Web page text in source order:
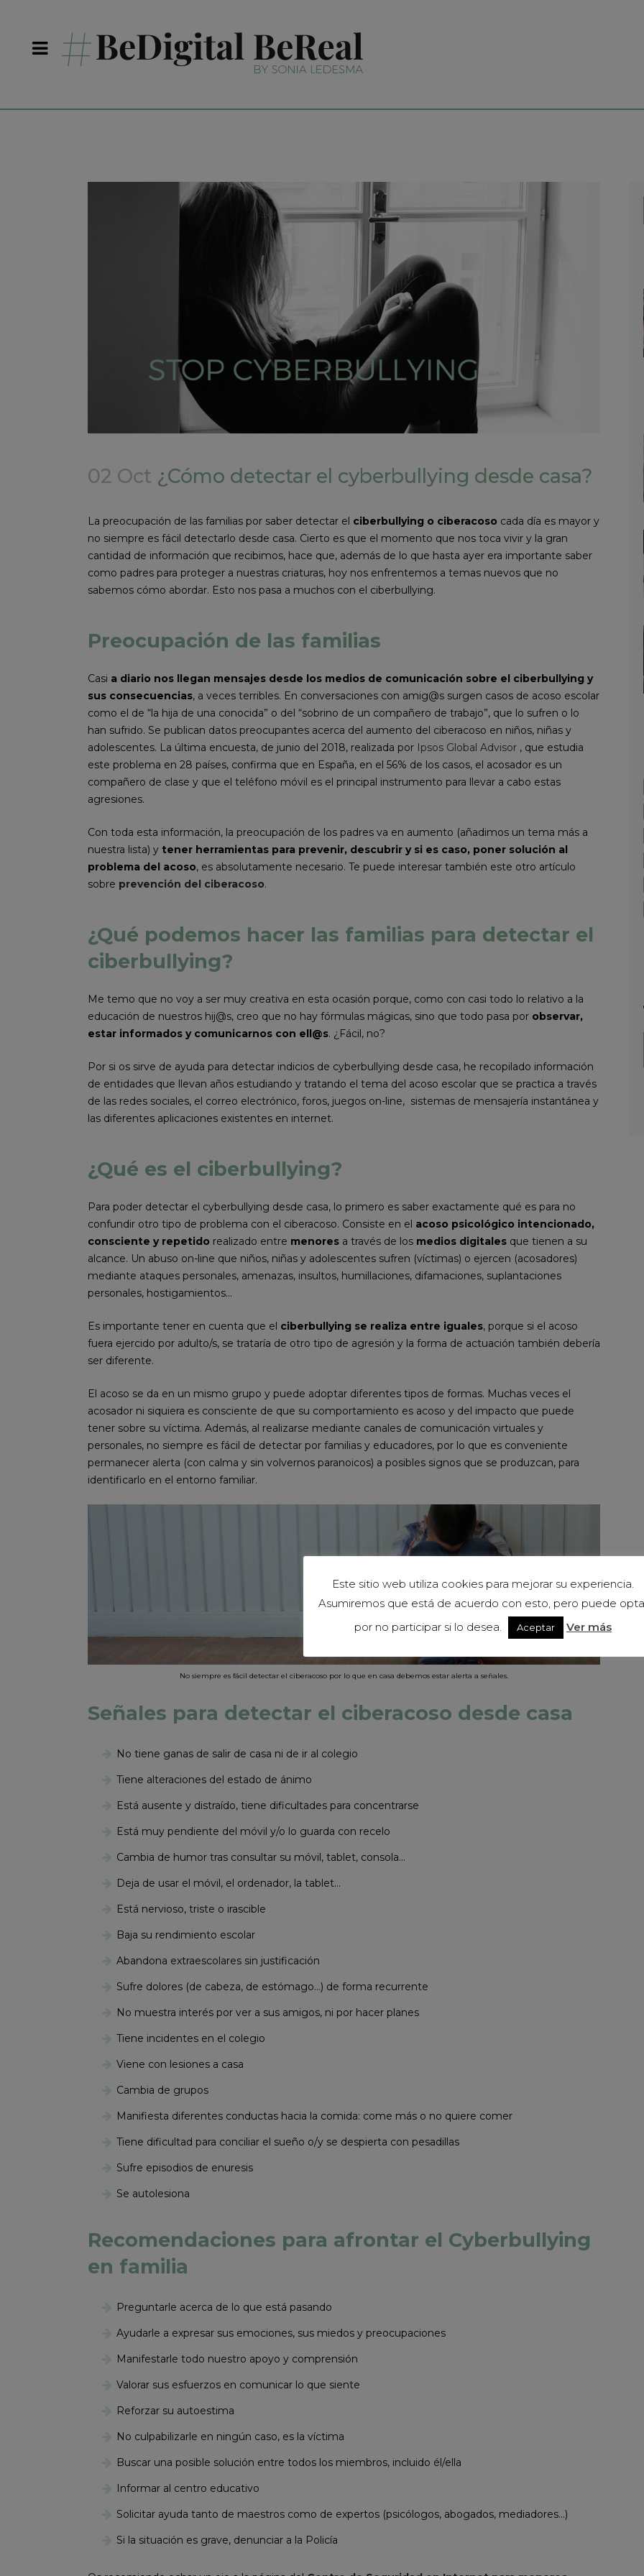
02 Oct ¿Cómo detectar el cyberbullying desde casa?
La preocupación de las familias por saber detectar el ciberbullying o ciberacoso cada día es mayor y
no siempre es fácil detectarlo desde casa. Cierto es que el momento que nos toca vivir y la gran
cantidad de información que recibimos, hace que, además de lo que hasta ayer era importante saber
como padres para proteger a nuestras criaturas, hoy nos enfrentemos a temas nuevos que no
sabemos cómo abordar. Esto nos pasa a muchos con el ciberbullying.
Preocupación de las familias
Casi a diario nos llegan mensajes desde los medios de comunicación sobre el ciberbullying y
sus consecuencias, a veces terribles. En conversaciones con amig@s surgen casos de acoso escolar
como el de “la hija de una conocida” o del “sobrino de un compañero de trabajo”, que lo sufren o lo
han sufrido. Se publican datos preocupantes acerca del aumento del ciberacoso en niños, niñas y
adolescentes. La última encuesta, de junio del 2018, realizada por Ipsos Global Advisor , que estudia
este problema en 28 países, confirma que en España, en el 56% de los casos, el acosador es un
compañero de clase y que el teléfono móvil es el principal instrumento para llevar a cabo estas
agresiones.
Con toda esta información, la preocupación de los padres va en aumento (añadimos un tema más a
nuestra lista) y tener herramientas para prevenir, descubrir y si es caso, poner solución al
problema del acoso, es absolutamente necesario. Te puede interesar también este otro artículo
sobre prevención del ciberacoso.
¿Qué podemos hacer las familias para detectar el
ciberbullying?
Me temo que no voy a ser muy creativa en esta ocasión porque, como con casi todo lo relativo a la
educación de nuestros hij@s, creo que no hay fórmulas mágicas, sino que todo pasa por observar,
estar informados y comunicarnos con ell@s. ¿Fácil, no?
Por si os sirve de ayuda para detectar indicios de cyberbullying desde casa, he recopilado información
de entidades que llevan años estudiando y tratando el tema del acoso escolar que se practica a través
de las redes sociales, el correo electrónico, foros, juegos on-line, sistemas de mensajería instantánea y
las diferentes aplicaciones existentes en internet.
¿Qué es el ciberbullying?
Para poder detectar el cyberbullying desde casa, lo primero es saber exactamente qué es para no
confundir otro tipo de problema con el ciberacoso. Consiste en el acoso psicológico intencionado,
consciente y repetido realizado entre menores a través de los medios digitales que tienen a su
alcance. Un abuso on-line que niños, niñas y adolescentes sufren (víctimas) o ejercen (acosadores)
mediante ataques personales, amenazas, insultos, humillaciones, difamaciones, suplantaciones
personales, hostigamientos…
Es importante tener en cuenta que el ciberbullying se realiza entre iguales, porque si el acoso
fuera ejercido por adulto/s, se trataría de otro tipo de agresión y la forma de actuación también debería
ser diferente.
El acoso se da en un mismo grupo y puede adoptar diferentes tipos de formas. Muchas veces el
acosador ni siquiera es consciente de que su comportamiento es acoso y del impacto que puede
tener sobre su víctima. Además, al realizarse mediante canales de comunicación virtuales y
personales, no siempre es fácil de detectar por familias y educadores, por lo que es conveniente
permanecer alerta (con calma y sin volvernos paranoicos) a posibles signos que se produzcan, para
identificarlo en el entorno familiar.
No siempre es fácil detectar el ciberacoso por lo que en casa debemos estar alerta a señales.
Señales para detectar el ciberacoso desde casa
No tiene ganas de salir de casa ni de ir al colegio
Tiene alteraciones del estado de ánimo
Está ausente y distraído, tiene dificultades para concentrarse
Está muy pendiente del móvil y/o lo guarda con recelo
Cambia de humor tras consultar su móvil, tablet, consola…
Deja de usar el móvil, el ordenador, la tablet…
Está nervioso, triste o irascible
Baja su rendimiento escolar
Abandona extraescolares sin justificación
Sufre dolores (de cabeza, de estómago…) de forma recurrente
No muestra interés por ver a sus amigos, ni por hacer planes
Tiene incidentes en el colegio
Viene con lesiones a casa
Cambia de grupos
Manifiesta diferentes conductas hacia la comida: come más o no quiere comer
Tiene dificultad para conciliar el sueño o/y se despierta con pesadillas
Sufre episodios de enuresis
Se autolesiona
Recomendaciones para afrontar el Cyberbullying
en familia
Preguntarle acerca de lo que está pasando
Ayudarle a expresar sus emociones, sus miedos y preocupaciones
Manifestarle todo nuestro apoyo y comprensión
Valorar sus esfuerzos en comunicar lo que siente
Reforzar su autoestima
No culpabilizarle en ningún caso, es la víctima
Buscar una posible solución entre todos los miembros, incluido él/ella
Informar al centro educativo
Solicitar ayuda tanto de maestros como de expertos (psicólogos, abogados, mediadores…)
Si la situación es grave, denunciar a la Policía
Este sitio web utiliza cookies para mejorar su experiencia.
Asumiremos que está de acuerdo con esto, pero puede
por no participar si lo desea.
Aceptar Ver más